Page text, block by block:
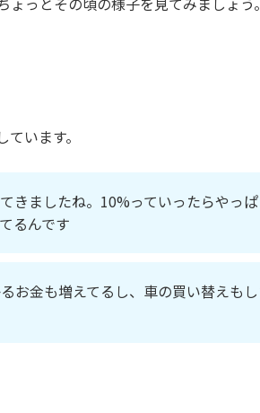
います。
きましたね。10%っていったらやっ
るんです
お金も増えてるし、車の買い替えも